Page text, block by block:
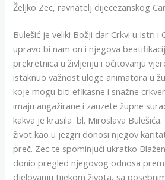
Željko Zec, ravnatelj dijecezanskog
Bulešić je veliki Božji dar Crkvi u Istri i
upravo bi nam on i njegova
prekretnica u življenju i očitovanju
istaknuo važnost uloge animatora u
koje mogu biti efikasne i snažne
imaju angažirane i zauzete župne
kakva je krasila bl. Miroslava
život kao u jezgri donosi njegov
preč. Zec te spominjući ukratko
donio pregled njegovog odnosa
djelovanju tijekom života, sa